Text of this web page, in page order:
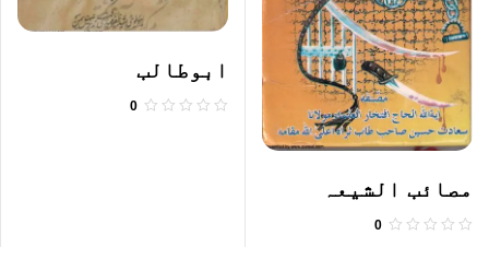
مصائب الشیعہ
جلد۳-۴
0
ابوطالب
0